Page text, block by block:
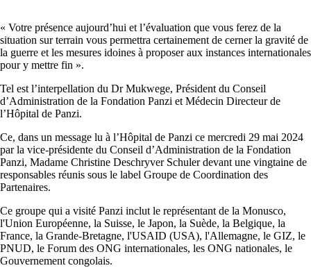
« Votre présence aujourd’hui et l’évaluation que vous ferez de la
situation sur terrain vous permettra certainement de cerner la gravité de
la guerre et les mesures idoines à proposer aux instances internationales
pour y mettre fin ».
Tel est l’interpellation du Dr Mukwege, Président du Conseil
d’Administration de la Fondation Panzi et Médecin Directeur de
l’Hôpital de Panzi.
Ce, dans un message lu à l’Hôpital de Panzi ce mercredi 29 mai 2024
par la vice-présidente du Conseil d’Administration de la Fondation
Panzi, Madame Christine Deschryver Schuler devant une vingtaine de
responsables réunis sous le label Groupe de Coordination des
Partenaires.
Ce groupe qui a visité Panzi inclut le représentant de la Monusco,
l'Union Européenne, la Suisse, le Japon, la Suède, la Belgique, la
France, la Grande-Bretagne, l'USAID (USA), l'Allemagne, le GIZ, le
PNUD, le Forum des ONG internationales, les ONG nationales, le
Gouvernement congolais.